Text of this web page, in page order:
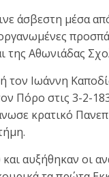
άσβεστη μέσα
της Αθωνιάδας
Ιωάννη
Πόρο στις 3-2-
κρατικό
αυξήθηκαν οι